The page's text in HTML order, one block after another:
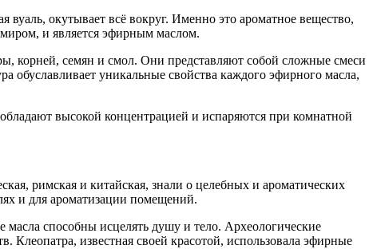
окутывает всё вокруг. Именно это ароматное вещество,
и является эфирным маслом.
корней, семян и смол. Они представляют собой сложные смеси
обуславливает уникальные свойства каждого эфирного масла,
высокой концентрацией и испаряются при комнатной
римская и китайская, знали о целебных и ароматических
и для ароматизации помещений.
способны исцелять душу и тело. Археологические
известная своей красотой, использовала эфирные